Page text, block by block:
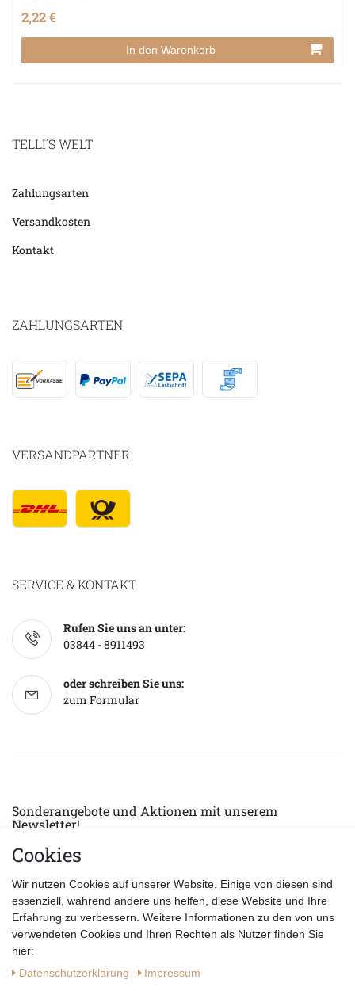
2,22 €
In den Warenkorb
TELLI´S WELT
Zahlungsarten
Versandkosten
Kontakt
ZAHLUNGSARTEN
VERSANDPARTNER
SERVICE & KONTAKT
Rufen Sie uns an unter:
03844 - 8911493
oder schreiben Sie uns:
zum Formular
Sonderangebote und Aktionen mit unserem
Newsletter!
E-MAIL *
Datenschutzerklärung
Cookies
Wir nutzen Cookies auf unserer Website. Einige von diesen sind
essenziell, während andere uns helfen, diese Website und Ihre
Erfahrung zu verbessern. Weitere Informationen zu den von uns
verwendeten Cookies und Ihren Rechten als Nutzer finden Sie
hier:
Daten­schutz­erklärung
Impressum